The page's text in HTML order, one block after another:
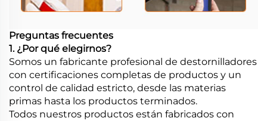
Preguntas frecuentes
1. ¿Por qué elegirnos?
Somos un fabricante profesional de destornilladores
con certificaciones completas de productos y un
control de calidad estricto, desde las materias
primas hasta los productos terminados.
Todos nuestros productos están fabricados con